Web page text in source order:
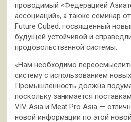
проводимый «Федерацией
ассоциаций», а также семинар
Future Cubed, посвященный
будущей устойчивой и
продовольственной системы.
«Нам необходимо
систему с использованием новых
Промышленность должна
поскольку занимается
VIV Asia и Meat Pro Asia —
новой информации по этой